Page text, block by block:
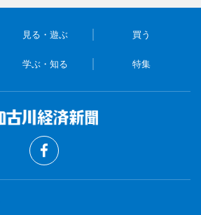
見る・遊ぶ 買う
学ぶ・知る 特集